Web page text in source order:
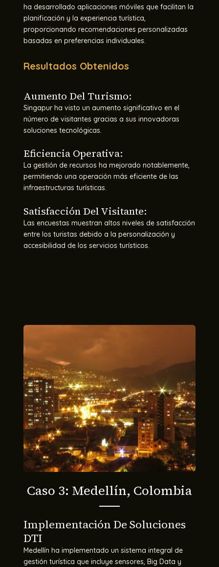
ha desarrollado aplicaciones móviles que facilitan la
planificación y la experiencia turística,
proporcionando recomendaciones personalizadas
basadas en preferencias individuales.
Resultados Obtenidos
Aumento Del Turismo:
Singapur ha visto un aumento significativo en el
número de visitantes gracias a sus innovadoras
soluciones tecnológicas.
Eficiencia Operativa:
La gestión de recursos ha mejorado notablemente,
permitiendo una operación más eficiente de las
infraestructuras turísticas.
Satisfacción Del Visitante:
Las encuestas muestran altos niveles de satisfacción
entre los turistas debido a la personalización y
accesibilidad de los servicios turísticos​.
Caso 3: Medellín, Colombia
Implementación De Soluciones
DTI
Medellín ha implementado un sistema integral de
gestión turística que incluye sensores, Big Data y